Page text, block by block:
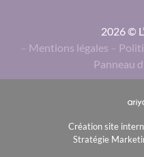
2026 ©
– Mentions légales –
Panneau
Création site
Stratégie